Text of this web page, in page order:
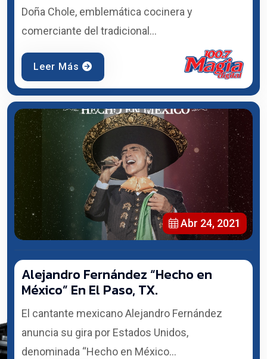
Doña Chole, emblemática cocinera y
comerciante del tradicional...
Leer Más
Abr 24, 2021
Alejandro Fernández “Hecho en
México” En El Paso, TX.
El cantante mexicano Alejandro Fernández
anuncia su gira por Estados Unidos,
denominada “Hecho en México...